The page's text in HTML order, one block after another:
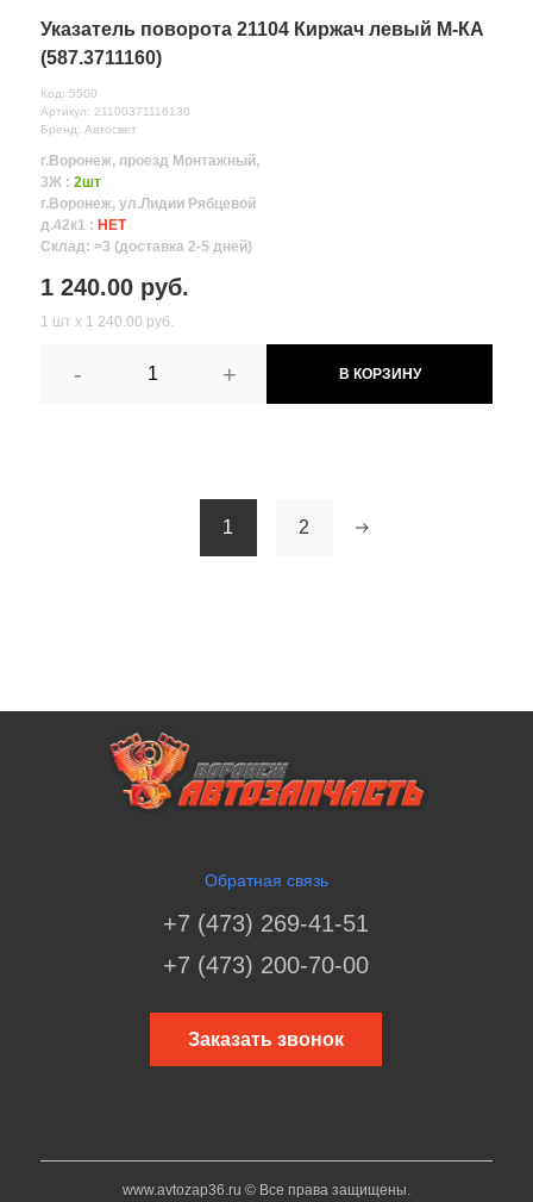
Указатель поворота 21104 Киржач левый М-КА
(587.3711160)
Код: 5500
Артикул: 21100371116130
Бренд: Автосвет
г.Воронеж, проезд Монтажный,
3Ж : 2шт
г.Воронеж, ул.Лидии Рябцевой
д.42к1 : НЕТ
Склад: >3 (доставка 2-5 дней)
1 240.00 руб.
1 шт х 1 240.00 руб.
- + В КОРЗИНУ
1 2
Обратная связь
+7 (473) 269-41-51
+7 (473) 200-70-00
Заказать звонок
www.avtozap36.ru © Все права защищены.